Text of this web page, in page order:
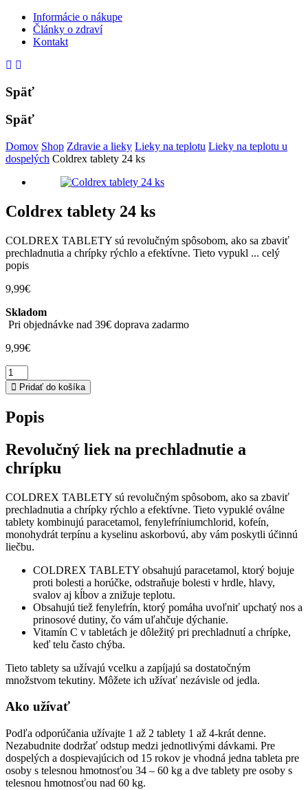
Informácie o nákupe
Články o zdraví
Kontakt
Späť
Späť
Domov Shop Zdravie a lieky Lieky na teplotu Lieky na teplotu u
dospelých Coldrex tablety 24 ks
Coldrex tablety 24 ks
COLDREX TABLETY sú revolučným spôsobom, ako sa zbaviť
prechladnutia a chrípky rýchlo a efektívne. Tieto vypukl ... celý
popis
9,99€
Skladom
Pri objednávke nad 39€ doprava zadarmo
9,99€
množstvo
Coldrex
tablety
ks
Pridať do košíka
Popis
Revolučný liek na prechladnutie a
chrípku
COLDREX TABLETY sú revolučným spôsobom, ako sa zbaviť
prechladnutia a chrípky rýchlo a efektívne. Tieto vypuklé oválne
tablety kombinujú paracetamol, fenylefríniumchlorid, kofeín,
monohydrát terpínu a kyselinu askorbovú, aby vám poskytli účinnú
liečbu.
COLDREX TABLETY obsahujú paracetamol, ktorý bojuje
proti bolesti a horúčke, odstraňuje bolesti v hrdle, hlavy,
svalov aj kĺbov a znižuje teplotu.
Obsahujú tiež fenylefrín, ktorý pomáha uvoľniť upchatý nos a
prinosové dutiny, čo vám uľahčuje dýchanie.
Vitamín C v tabletách je dôležitý pri prechladnutí a chrípke,
keď telu často chýba.
Tieto tablety sa užívajú vcelku a zapíjajú sa dostatočným
množstvom tekutiny. Môžete ich užívať nezávisle od jedla.
Ako užívať
Podľa odporúčania užívajte 1 až 2 tablety 1 až 4-krát denne.
Nezabudnite dodržať odstup medzi jednotlivými dávkami. Pre
dospelých a dospievajúcich od 15 rokov je vhodná jedna tableta pre
osoby s telesnou hmotnosťou 34 – 60 kg a dve tablety pre osoby s
telesnou hmotnosťou nad 60 kg.